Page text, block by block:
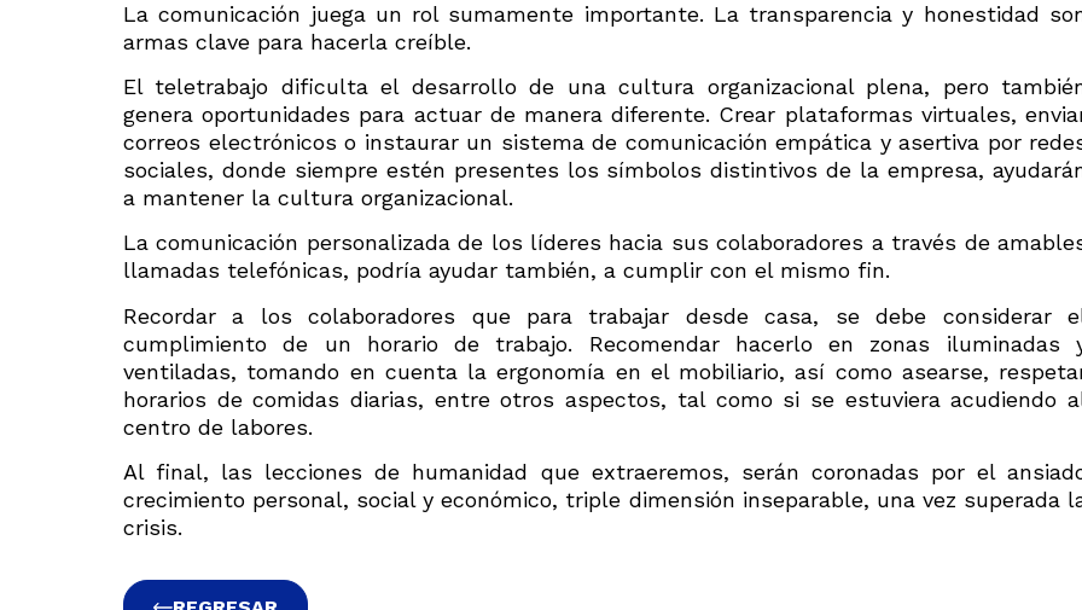
La comunicación juega un rol sumamente importante. La transparencia y honestidad
armas clave para hacerla creíble.
El teletrabajo dificulta el desarrollo de una cultura organizacional plena, pero
genera oportunidades para actuar de manera diferente. Crear plataformas virtuales,
correos electrónicos o instaurar un sistema de comunicación empática y asertiva por
sociales, donde siempre estén presentes los símbolos distintivos de la empresa,
a mantener la cultura organizacional.
La comunicación personalizada de los líderes hacia sus colaboradores a través de
llamadas telefónicas, podría ayudar también, a cumplir con el mismo fin.
Recordar a los colaboradores que para trabajar desde casa, se debe considerar
cumplimiento de un horario de trabajo. Recomendar hacerlo en zonas iluminadas
ventiladas, tomando en cuenta la ergonomía en el mobiliario, así como asearse,
horarios de comidas diarias, entre otros aspectos, tal como si se estuviera acudiendo
centro de labores.
Al final, las lecciones de humanidad que extraeremos, serán coronadas por el
crecimiento personal, social y económico, triple dimensión inseparable, una vez superada
crisis.